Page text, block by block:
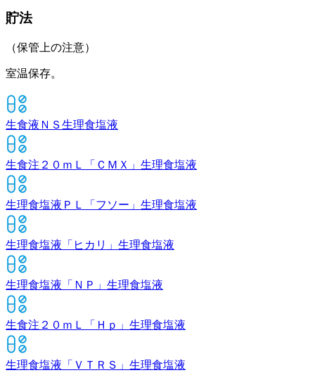
貯法
（保管上の注意）
室温保存。
生食液ＮＳ生理食塩液
生食注２０ｍＬ「ＣＭＸ」 生理食塩液
生理食塩液ＰＬ「フソー」 生理食塩液
生理食塩液「ヒカリ」 生理食塩液
生理食塩液「ＮＰ」 生理食塩液
生食注２０ｍＬ「Ｈｐ」 生理食塩液
生理食塩液「ＶＴＲＳ」 生理食塩液